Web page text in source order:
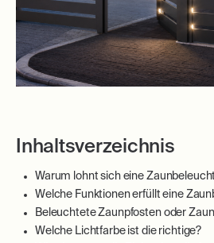
Inhaltsverzeichnis
Warum lohnt sich eine
Welche Funktionen erfüllt eine
Beleuchtete Zaunpfosten oder
Welche Lichtfarbe ist die richtige?